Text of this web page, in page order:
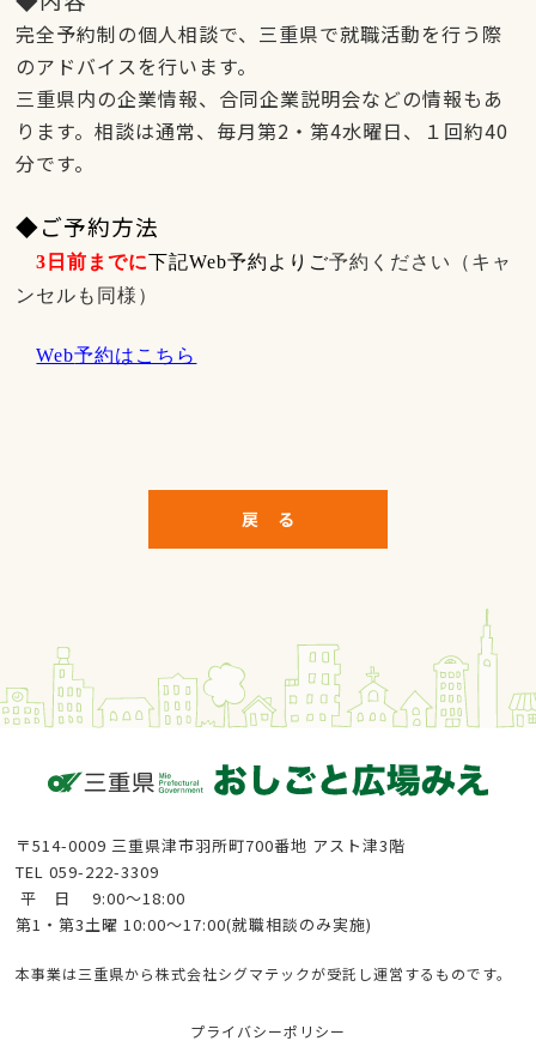
完全予約制の個人相談で、三重県で就職活動を行う際
のアドバイスを行います。
三重県内の企業情報、合同企業説明会などの情報もあ
ります。相談は通常、毎月第2 ・第4水曜日、１回約40
分です。
◆ご予約方法
3 日前までに下記Web予約より ご予約ください（キャ
ンセルも同様）
Web予約はこちら
戻 る
〒514-0009 三重県津市羽所町700番地 アスト津3階
TEL 059-222-3309
平 日 9:00〜18:00
第1・第3土曜 10:00〜17:00(就職相談のみ実施)
本事業は三重県から株式会社シグマテックが受託し運営するものです。
プライバシーポリシー